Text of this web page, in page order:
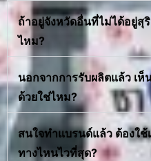
ถ้าอยู่จังหวัดอื่นที่ไม่ได้อยู่สุ
ไหม?
นอกจากการรับผลิตแล้ว เห็
ด้วยใช่ไหม?
สนใจทำแบรนด์แล้ว ต้องใ
ทางไหนไวที่สุด?